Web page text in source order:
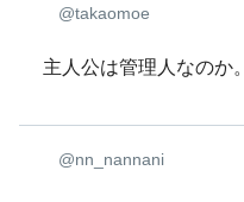
@takaomoe
主人公は管理人なのか。
@nn_nannani